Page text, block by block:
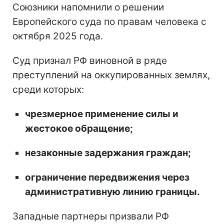
Союзники напомнили о решении
Европейского суда по правам человека с
октября 2025 года.
Суд признал РФ виновной в ряде
преступлений на оккупированных землях,
среди которых:
чрезмерное применение силы и
жестокое обращение;
незаконные задержания граждан;
ограничение передвижения через
административную линию границы.
Западные партнеры призвали РФ